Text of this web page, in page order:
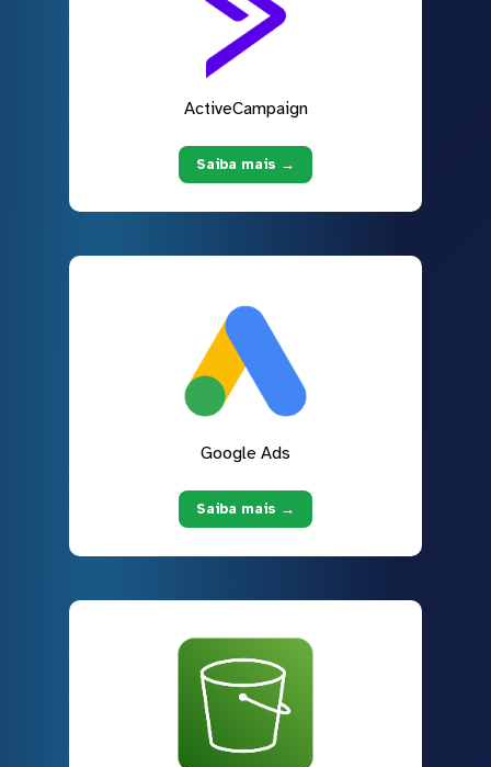
ActiveCampaign
Saiba mais →
Google Ads
Saiba mais →